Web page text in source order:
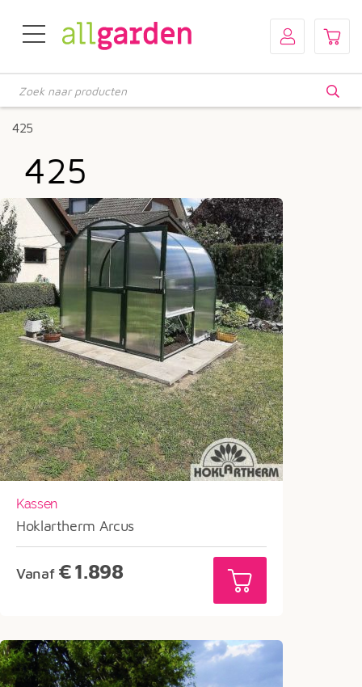
zoeken
425
425
Kassen
Hoklartherm Arcus
Vanaf €1.898